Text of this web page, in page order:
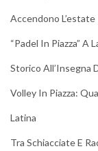
Accendono
“Padel In Piazza” A
Storico All’Insegna
Volley In Piazza:
Latina
Tra Schiacciate E